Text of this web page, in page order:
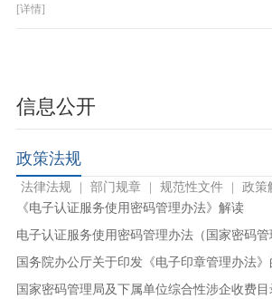
[详情]
信息公开
政策法规
法律法规 部门规章 规范性文件 政策
《电子认证服务使用密码管理办法》解读